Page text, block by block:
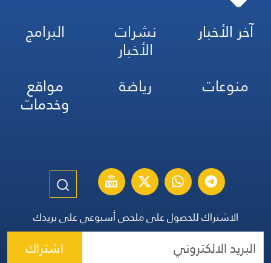
آخر الأخبار نشرات
الأخبار
البرامج
منوعات
رياضة مواقع
وخدمات
الاشتراك للحصول على ملخص أسبوعي على بريدك
اشتراك